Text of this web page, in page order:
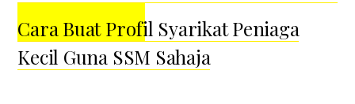
Cara Buat Profil Syarikat Peniaga
Kecil Guna SSM Sahaja